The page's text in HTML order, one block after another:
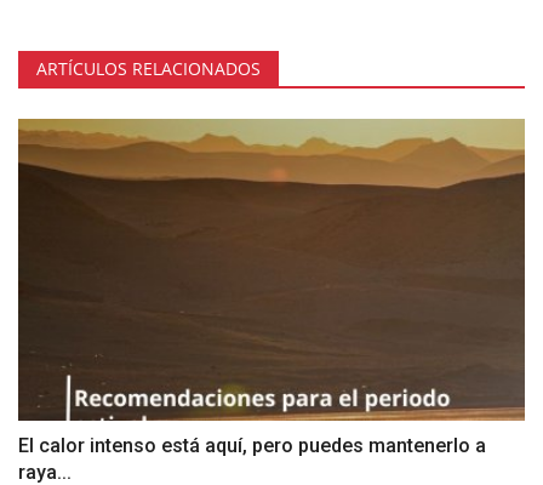
ARTÍCULOS RELACIONADOS
El calor intenso está aquí, pero puedes mantenerlo a
raya...